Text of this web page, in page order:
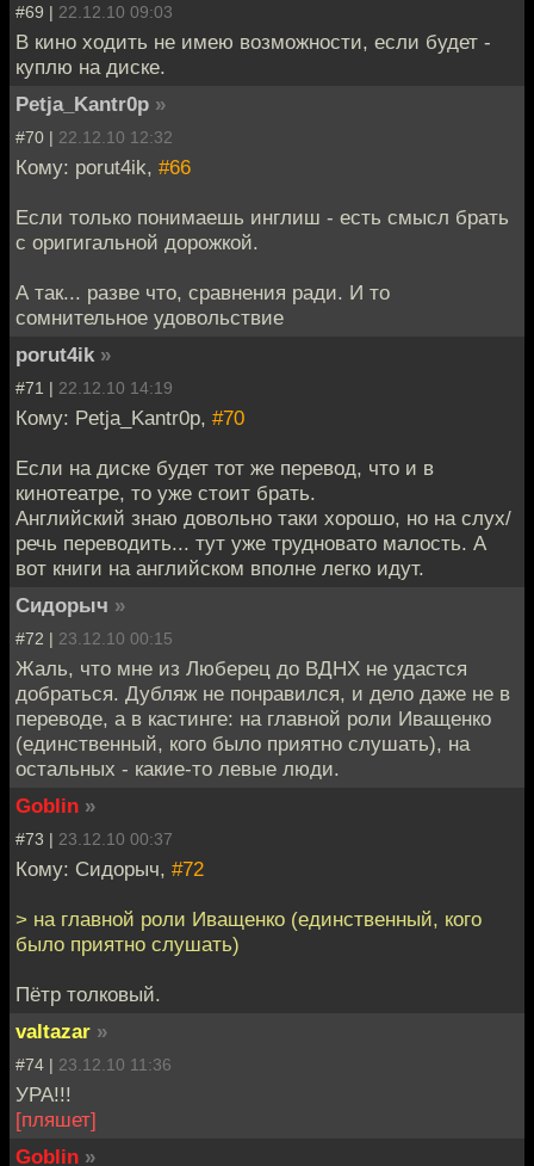
#69 | 22.12.10 09:03
В кино ходить не имею возможности, если будет -
куплю на диске.
Petja_Kantr0p »
#70 | 22.12.10 12:32
Кому: porut4ik, #66
Если только понимаешь инглиш - есть смысл брать
с оригигальной дорожкой.
А так... разве что, сравнения ради. И то
сомнительное удовольствие
porut4ik »
#71 | 22.12.10 14:19
Кому: Petja_Kantr0p, #70
Если на диске будет тот же перевод, что и в
кинотеатре, то уже стоит брать.
Английский знаю довольно таки хорошо, но на слух/
речь переводить... тут уже трудновато малость. А
вот книги на английском вполне легко идут.
Сидорыч »
#72 | 23.12.10 00:15
Жаль, что мне из Люберец до ВДНХ не удастся
добраться. Дубляж не понравился, и дело даже не в
переводе, а в кастинге: на главной роли Иващенко
(единственный, кого было приятно слушать), на
остальных - какие-то левые люди.
Goblin »
#73 | 23.12.10 00:37
Кому: Сидорыч, #72
> на главной роли Иващенко (единственный, кого
было приятно слушать)
Пётр толковый.
valtazar »
#74 | 23.12.10 11:36
УРА!!!
[пляшет]
Goblin »